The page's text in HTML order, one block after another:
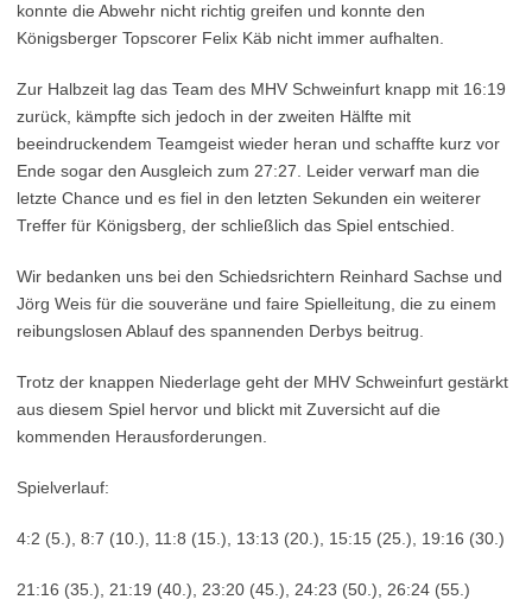
konnte die Abwehr nicht richtig greifen und konnte den
Königsberger Topscorer Felix Käb nicht immer aufhalten.
Zur Halbzeit lag das Team des MHV Schweinfurt knapp mit 16:19
zurück, kämpfte sich jedoch in der zweiten Hälfte mit
beeindruckendem Teamgeist wieder heran und schaffte kurz vor
Ende sogar den Ausgleich zum 27:27. Leider verwarf man die
letzte Chance und es fiel in den letzten Sekunden ein weiterer
Treffer für Königsberg, der schließlich das Spiel entschied.
Wir bedanken uns bei den Schiedsrichtern Reinhard Sachse und
Jörg Weis für die souveräne und faire Spielleitung, die zu einem
reibungslosen Ablauf des spannenden Derbys beitrug.
Trotz der knappen Niederlage geht der MHV Schweinfurt gestärkt
aus diesem Spiel hervor und blickt mit Zuversicht auf die
kommenden Herausforderungen.
Spielverlauf:
4:2 (5.), 8:7 (10.), 11:8 (15.), 13:13 (20.), 15:15 (25.), 19:16 (30.)
21:16 (35.), 21:19 (40.), 23:20 (45.), 24:23 (50.), 26:24 (55.)